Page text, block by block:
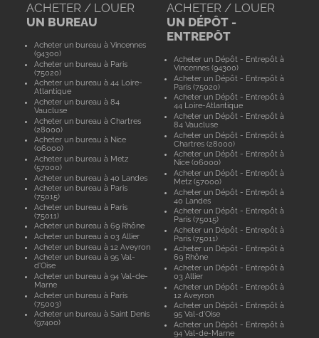
ACHETER / LOUER
UN BUREAU
Acheter un bureau à Vincennes
(94300)
Acheter un bureau à Paris
(75020)
Acheter un bureau à 44 Loire-
Atlantique
Acheter un bureau à 84
Vaucluse
Acheter un bureau à Chartres
(28000)
Acheter un bureau à Nice
(06000)
Acheter un bureau à Metz
(57000)
Acheter un bureau à 40 Landes
Acheter un bureau à Paris
(75015)
Acheter un bureau à Paris
(75011)
Acheter un bureau à 69 Rhône
Acheter un bureau à 03 Allier
Acheter un bureau à 12 Aveyron
Acheter un bureau à 95 Val-
d'Oise
Acheter un bureau à 94 Val-de-
Marne
Acheter un bureau à Paris
(75003)
Acheter un bureau à Saint Denis
(97400)
ACHETER / LOUER
UN DÉPÔT -
ENTREPÔT
Acheter un Dépôt - Entrepôt à
Vincennes (94300)
Acheter un Dépôt - Entrepôt à
Paris (75020)
Acheter un Dépôt - Entrepôt à
44 Loire-Atlantique
Acheter un Dépôt - Entrepôt à
84 Vaucluse
Acheter un Dépôt - Entrepôt à
Chartres (28000)
Acheter un Dépôt - Entrepôt à
Nice (06000)
Acheter un Dépôt - Entrepôt à
Metz (57000)
Acheter un Dépôt - Entrepôt à
40 Landes
Acheter un Dépôt - Entrepôt à
Paris (75015)
Acheter un Dépôt - Entrepôt à
Paris (75011)
Acheter un Dépôt - Entrepôt à
69 Rhône
Acheter un Dépôt - Entrepôt à
03 Allier
Acheter un Dépôt - Entrepôt à
12 Aveyron
Acheter un Dépôt - Entrepôt à
95 Val-d'Oise
Acheter un Dépôt - Entrepôt à
94 Val-de-Marne